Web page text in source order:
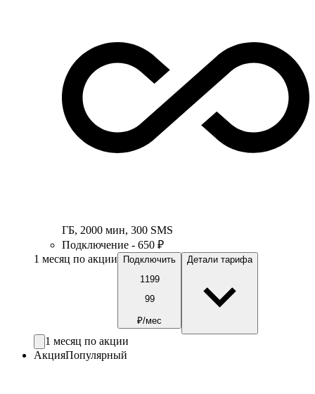
ГБ, 2000 мин, 300 SMS
Подключение - 650 ₽
1 месяц по акции
Подключить
1199
99
₽/мес
Детали тарифа
1 месяц по акции
АкцияПопулярный